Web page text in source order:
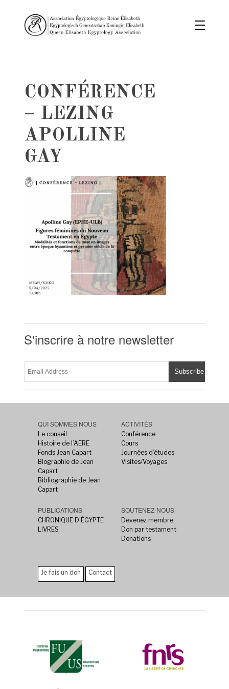
CONFÉRENCE
– LEZING
APOLLINE
GAY
S'inscrire à notre newsletter
QUI SOMMES NOUS
Le conseil
Histoire de l’AERE
Fonds Jean Capart
Biographie de Jean
Capart
Bibliographie de Jean
Capart
ACTIVITÉS
Conférence
Cours
Journées d’études
Visites/Voyages
PUBLICATIONS
CHRONIQUE D'ÉGYPTE
LIVRES
SOUTENEZ-NOUS
Devenez membre
Don par testament
Donations
Je fais un don Contact